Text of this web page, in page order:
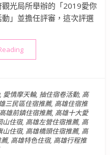
光局所舉辦的「2019愛你
」並擔任評審，這次評選
“【高雄住宿/高雄旅遊】高
, 愛情摩天輪, 抽住宿卷活動, 高
三民區住宿推薦, 高雄住宿推
高雄前鎮住宿推薦, 高雄十大愛
山住宿, 高雄左營住宿推薦, 高
山住宿, 高雄橋頭住宿推薦, 高
, 高雄特色住宿, 高雄行程推